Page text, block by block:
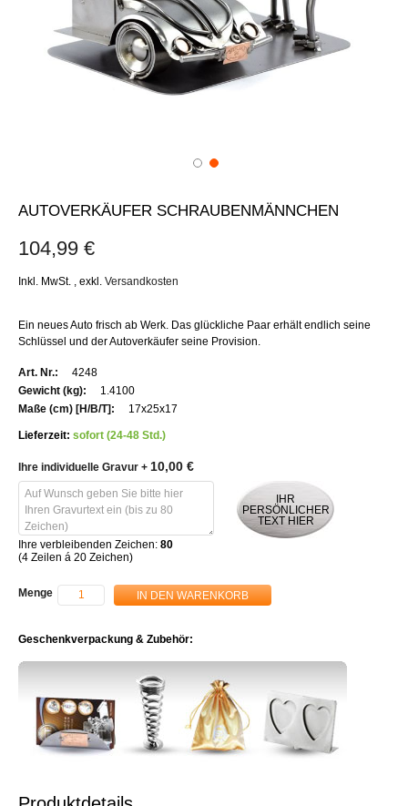
AUTOVERKÄUFER SCHRAUBENMÄNNCHEN
104,99 €
Inkl. MwSt. exkl. Versandkosten
Ein neues Auto frisch ab Werk. Das glückliche Paar erhält endlich seine
Schlüssel und der Autoverkäufer seine Provision.
Weitere
Informationen
4248
1.4100
17x25x17
Lieferzeit: sofort (24-48 Std.)
Ihre individuelle Gravur + 10,00 €
IHR
PERSÖNLICHER
TEXT HIER
Ihre verbleibenden Zeichen: 80
(4 Zeilen á 20 Zeichen)
Menge IN DEN WARENKORB
Geschenkverpackung & Zubehör: